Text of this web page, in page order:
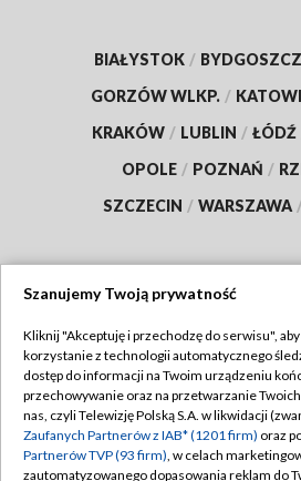
BIAŁYSTOK / BYDGOSZCZ
GORZÓW WLKP. /
KRAKÓW / LUBLIN / ŁÓDŹ
OPOLE / POZNAŃ /
SZCZECIN / WARSZAWA
TVP
Abonament TVP
Emisja w TVP
Centrum informacji TVP
Regulamin
Polityka
Moje zgody
Szanujemy Twoją prywatność
Kliknij "Akceptuję i przechodzę do serwisu",
korzystanie z technologii automatycznego
dostęp do informacji na Twoim urządzeniu
przechowywanie oraz na przetwarzanie
nas, czyli Telewizję Polską S.A. w likwidacji
Zaufanych Partnerów z IAB* (1201 firm) oraz
Partnerów TVP (93 firm), w celach
zautomatyzowanego dopasowania reklam do